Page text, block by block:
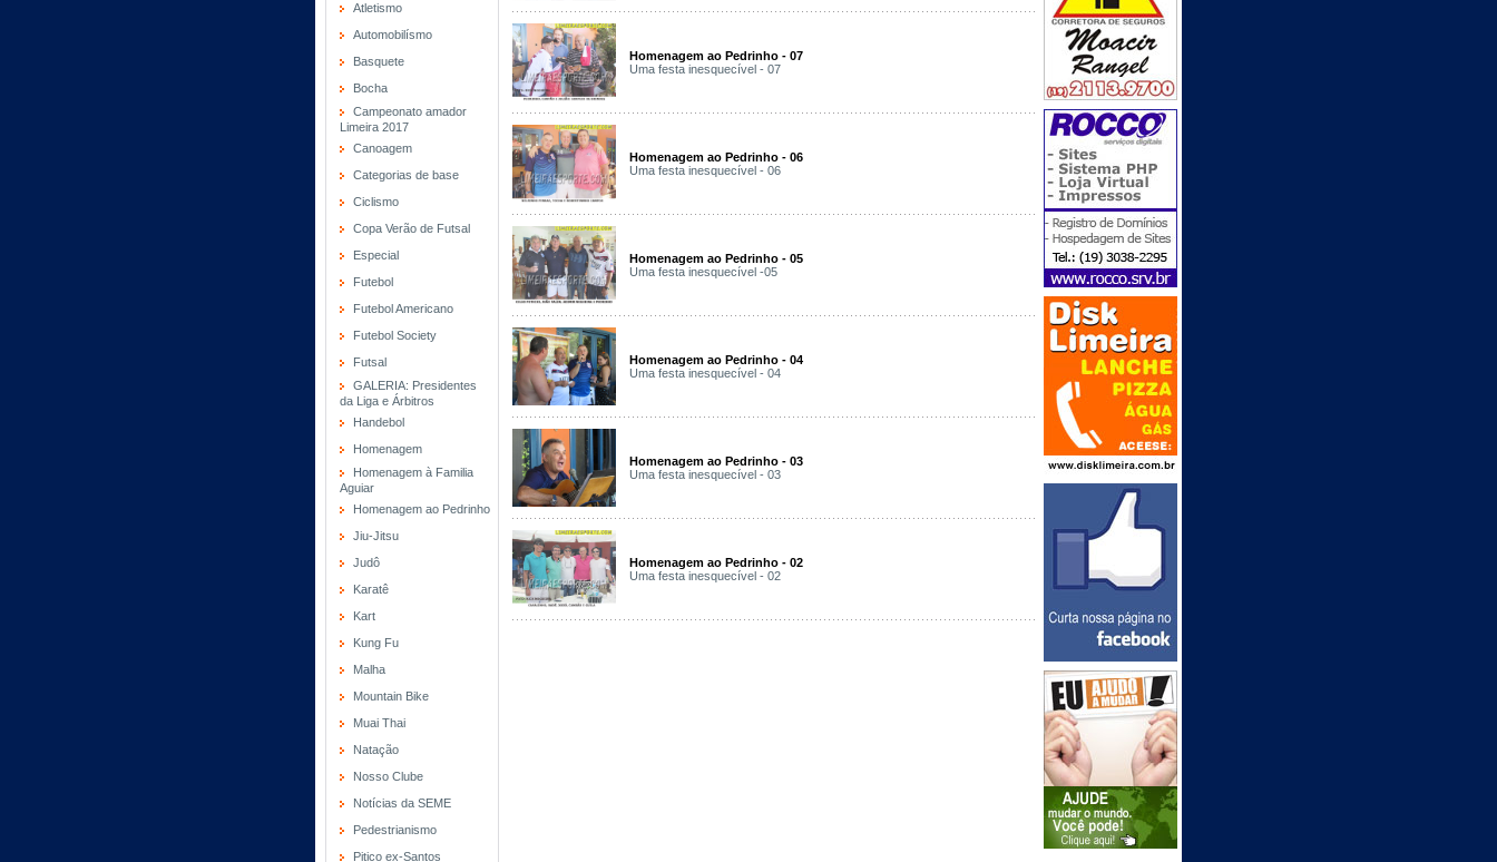
Atletismo
Automobilísmo
Basquete
Bocha
Campeonato amador
Limeira 2017
Canoagem
Categorias de base
Ciclismo
Copa Verão de Futsal
Especial
Futebol
Futebol Americano
Futebol Society
Futsal
GALERIA: Presidentes
da Liga e Árbitros
Handebol
Homenagem
Homenagem à Familia
Aguiar
Homenagem ao Pedrinho
Jiu-Jitsu
Judô
Karatê
Kart
Kung Fu
Malha
Mountain Bike
Muai Thai
Natação
Nosso Clube
Notícias da SEME
Pedestrianismo
Pitico ex-Santos
Homenagem ao Pedrinho - 07
Uma festa inesquecível - 07
Homenagem ao Pedrinho - 06
Uma festa inesquecível - 06
Homenagem ao Pedrinho - 05
Uma festa inesquecível -05
Homenagem ao Pedrinho - 04
Uma festa inesquecível - 04
Homenagem ao Pedrinho - 03
Uma festa inesquecível - 03
Homenagem ao Pedrinho - 02
Uma festa inesquecível - 02